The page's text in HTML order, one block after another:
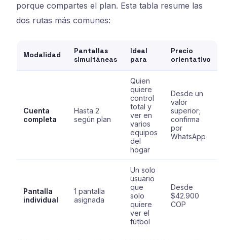
porque compartes el plan. Esta tabla resume las
dos rutas más comunes:
Modalidad
Pantallas
simultáneas
Ideal
para
Precio
orientativo
Cuenta
completa
Hasta 2
según plan
Quien
quiere
control
total y
ver en
varios
equipos
del
hogar
Desde un
valor
superior;
confirma
por
WhatsApp
Pantalla
individual
1 pantalla
asignada
Un solo
usuario
que
solo
quiere
ver el
fútbol
Desde
$42.900
COP